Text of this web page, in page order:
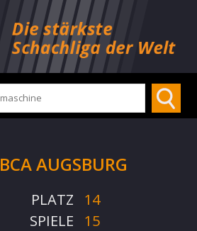
BCA AUGSBURG
PLATZ
14
SPIELE
15